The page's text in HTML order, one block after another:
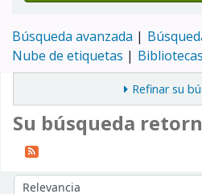
Búsqueda avanzada
Nube de etiquetas
Bibliotecas
Refinar su
Su búsqueda
Ordenar por: